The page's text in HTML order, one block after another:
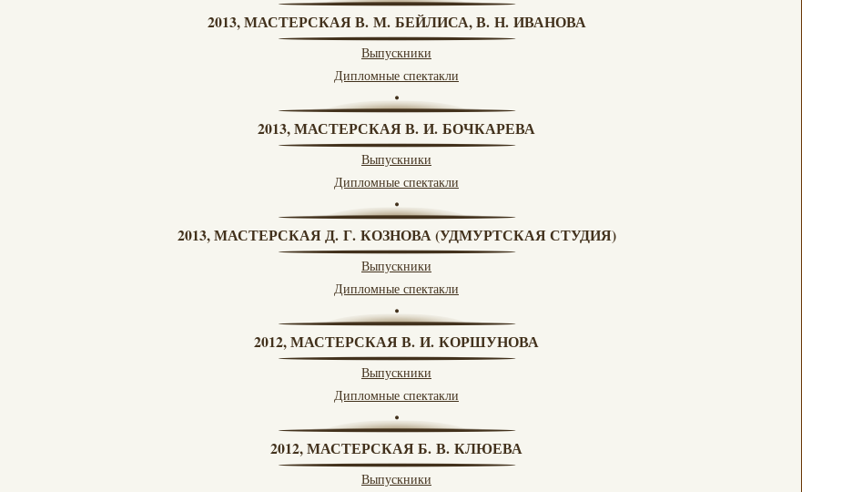
2013, МАСТЕРСКАЯ В. М. БЕЙЛИСА, В. Н. ИВАНОВА
Выпускники
Дипломные спектакли
2013, МАСТЕРСКАЯ В. И. БОЧКАРЕВА
Выпускники
Дипломные спектакли
2013, МАСТЕРСКАЯ Д. Г. КОЗНОВА (УДМУРТСКАЯ СТУДИЯ)
Выпускники
Дипломные спектакли
2012, МАСТЕРСКАЯ В. И. КОРШУНОВА
Выпускники
Дипломные спектакли
2012, МАСТЕРСКАЯ Б. В. КЛЮЕВА
Выпускники